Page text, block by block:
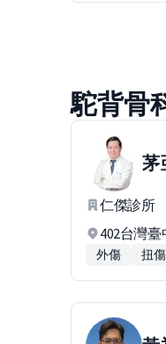
駝背骨
茅
仁傑診所
402台灣
外傷 扭傷